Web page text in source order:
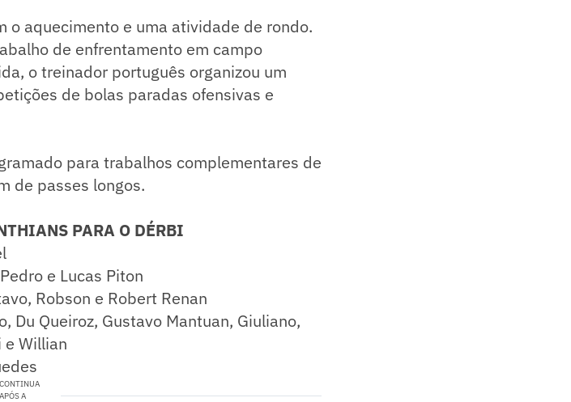
o aquecimento e uma atividade de rondo.
de enfrentamento em campo
o treinador português organizou um
de bolas paradas ofensivas e
para trabalhos complementares de
de passes longos.
PARA O DÉRBI
e Lucas Piton
Robson e Robert Renan
Du Queiroz, Gustavo Mantuan, Giuliano,
e Willian
CONTINUA
APÓS A